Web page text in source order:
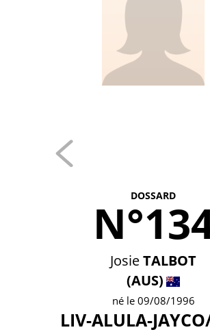
DOSSARD
JosieTALBOT
(AUS)
né le 09/08/1996
LIV-ALULA-